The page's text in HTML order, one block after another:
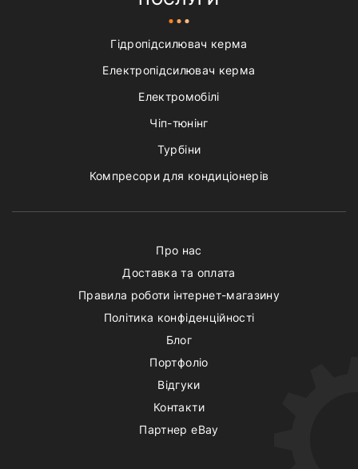
Гідропідсилювач керма
Електропідсилювач керма
Електромобілі
Чіп-тюнінг
Турбіни
Компресори для кондиціонерів
Про нас
Доставка та оплата
Правила роботи інтернет-магазину
Політика конфіденційності
Блог
Портфоліо
Відгуки
Контакти
Партнер eBay